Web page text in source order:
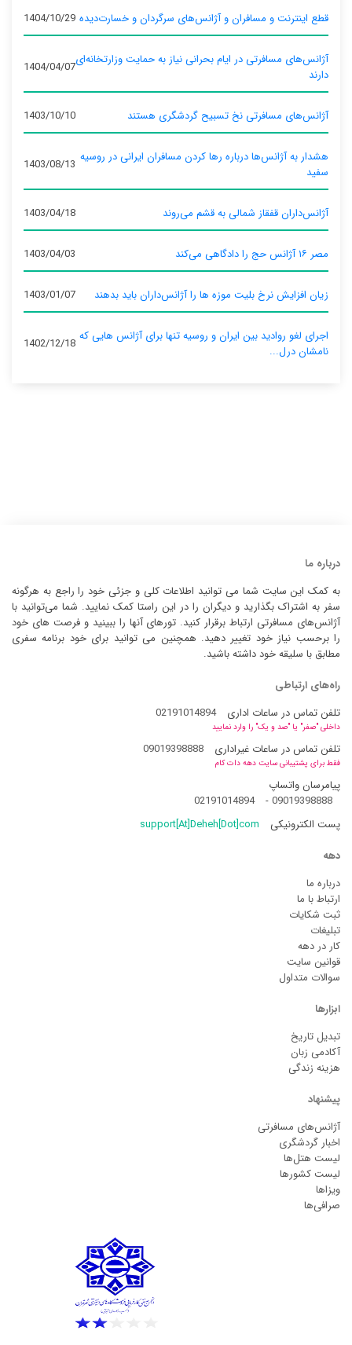
قطع اینترنت و مسافران و آژانس‌های سرگردان و خسارت‌دیده 1404/10/29
آژانس‌های مسافرتی در ایام بحرانی نیاز به حمایت وزارتخانه‌ای
دارند
1404/04/07
آژانس‌های مسافرتی نخ تسبیح گردشگری هستند 1403/10/10
هشدار به آژانس‌ها درباره رها کردن مسافران ایرانی در روسیه
سفید
1403/08/13
آژانس‌داران قفقاز شمالی به قشم می‌روند 1403/04/18
مصر ۱۶ آژانس حج را دادگاهی می‌کند 1403/04/03
زیان افزایش نرخ بلیت موزه ها را آژانس‌داران باید بدهند 1403/01/07
اجرای لغو روادید بین ایران و روسیه تنها برای آژانس‌ هایی که
نامشان درل...
1402/12/18
درباره ما
به کمک این سایت شما می توانید اطلاعات کلی و جزئی خود را راجع به هرگونه
سفر به اشتراک بگذارید و دیگران را در این راستا کمک نمایید. شما می‌توانید با
آژانس‌های مسافرتی ارتباط برقرار کنید. تورهای آنها را ببینید و فرصت های خود
را برحسب نیاز خود تغییر دهید. همچنین می توانید برای خود برنامه سفری
مطابق با سلیقه خود داشته باشید.
راه‌های ارتباطی
تلفن تماس در ساعات اداری
02191014894
داخلی "صفر" یا "صد و یک" را وارد نمایید
تلفن تماس در ساعات غیراداری 09019398888
فقط برای پشتیبانی سایت دهه دات کام
پیامرسان واتساپ
09019398888
-
02191014894
پست الکترونیکی
support[At]Deheh[Dot]com
دهه
درباره ما
ارتباط با ما
ثبت شکایات
تبلیغات
کار در دهه
قوانین سایت
سوالات متداول
ابزارها
تبدیل تاریخ
آکادمی زبان
هزینه زندگی
پیشنهاد
آژانس‌های مسافرتی
اخبار گردشگری
لیست هتل‌ها
لیست کشورها
ویزاها
صرافی‌ها